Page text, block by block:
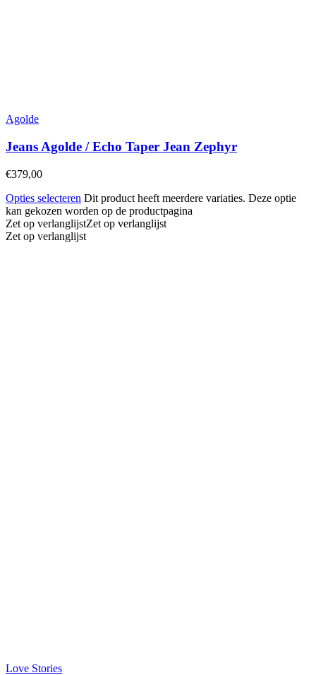
Agolde
Jeans Agolde / Echo Taper Jean Zephyr
€379,00
Opties selecteren Dit product heeft meerdere variaties. Deze optie
kan gekozen worden op de productpagina
Zet op verlanglijstZet op verlanglijst
Zet op verlanglijst
Love Stories